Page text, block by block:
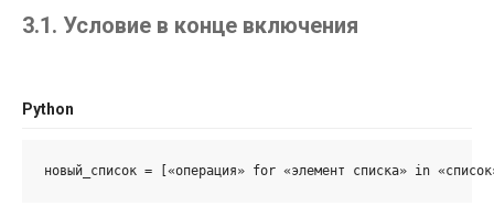
3.1. Условие в конце включения
Python
новый_список = [«операция» for «элемент списка» in